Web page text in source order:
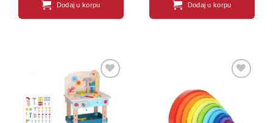
Dodaj u korpu Dodaj u korpu
Sačuvaj
proizvod